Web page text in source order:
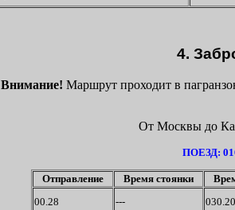
4.
Внимание! Маршрут проходит в
От Москвы до
ПОЕЗД:
Отправление Время стоянки
00.28
--- 030.20